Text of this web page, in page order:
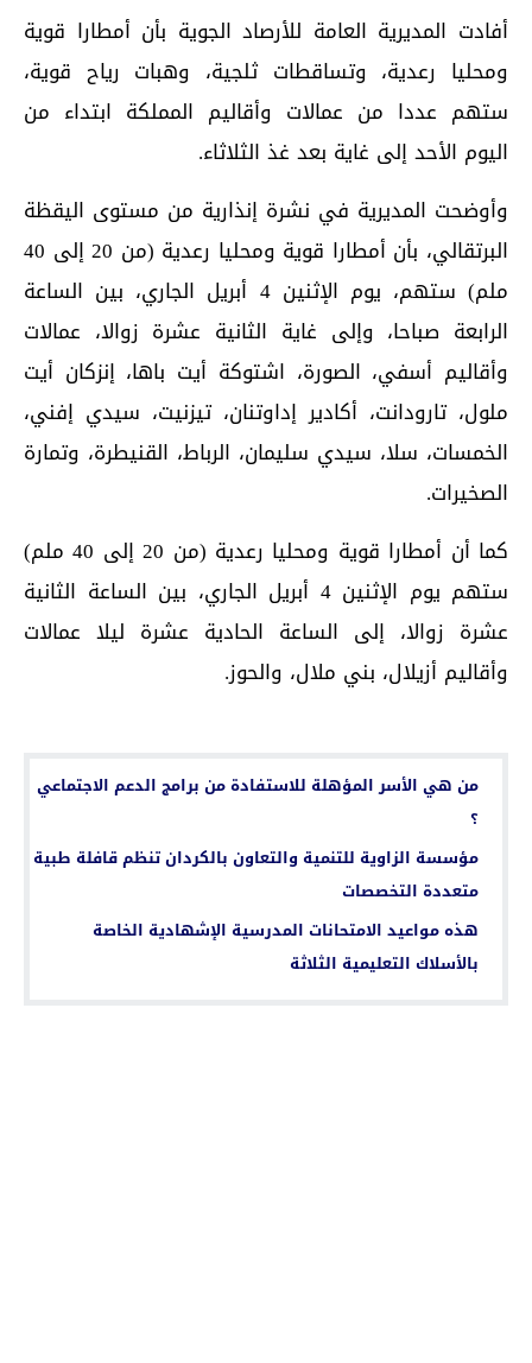
أفادت المديرية العامة للأرصاد الجوية بأن أمطارا قوية
ومحليا رعدية، وتساقطات ثلجية، وهبات رياح قوية،
ستهم عددا من عمالات وأقاليم المملكة ابتداء من
اليوم الأحد إلى غاية بعد غذ الثلاثاء.
وأوضحت المديرية في نشرة إنذارية من مستوى اليقظة
البرتقالي، بأن أمطارا قوية ومحليا رعدية (من 20 إلى 40
ملم) ستهم، يوم الإثنين 4 أبريل الجاري، بين الساعة
الرابعة صباحا، وإلى غاية الثانية عشرة زوالا، عمالات
وأقاليم أسفي، الصورة، اشتوكة أيت باها، إنزكان أيت
ملول، تارودانت، أكادير إداوتنان، تيزنيت، سيدي إفني،
الخمسات، سلا، سيدي سليمان، الرباط، القنيطرة، وتمارة
الصخيرات.
كما أن أمطارا قوية ومحليا رعدية (من 20 إلى 40 ملم)
ستهم يوم الإثنين 4 أبريل الجاري، بين الساعة الثانية
عشرة زوالا، إلى الساعة الحادية عشرة ليلا عمالات
وأقاليم أزيلال، بني ملال، والحوز.
من هي الأسر المؤهلة للاستفادة من برامج الدعم الاجتماعي
؟
مؤسسة الزاوية للتنمية والتعاون بالكردان تنظم قافلة طبية
متعددة التخصصات
هذه مواعيد الامتحانات المدرسية الإشهادية الخاصة
بالأسلاك التعليمية الثلاثة